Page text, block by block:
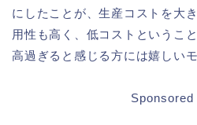
にしたことが、生産コストを大
用性も高く、低コストというこ
高過ぎると感じる方には嬉しいモ
Sponsored